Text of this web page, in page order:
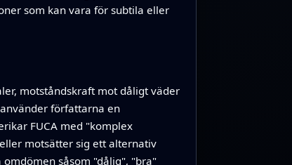
som kan vara för subtila eller
motståndskraft mot dåligt väder
författarna en
FUCA med "komplex
motsätter sig ett alternativ
såsom "dålig", "bra"